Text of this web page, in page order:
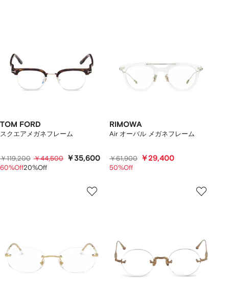
TOM FORD
スクエアメガネフレーム
￥119,200 ￥44,500 ￥35,600
60%Off20%Off
RIMOWA
Air オーバル メガネフレーム
￥61,900 ￥29,400
50%Off